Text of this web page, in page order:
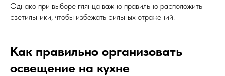
Однако при выборе глянца важно правильно расположить
светильники, чтобы избежать сильных отражений.
Как правильно организовать
освещение на кухне